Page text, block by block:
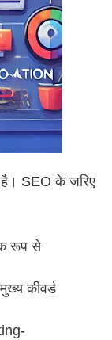
है। SEO के जरिए
रूप से
कीवर्ड